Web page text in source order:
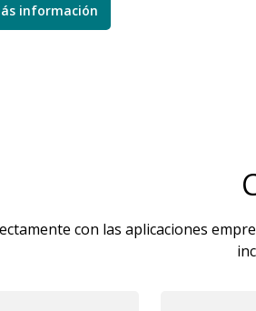
información
con las aplicaciones